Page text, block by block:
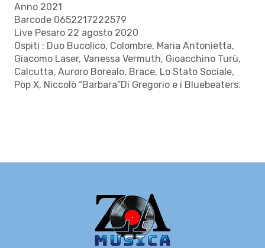
Anno 2021
Barcode 0652217222579
Live Pesaro 22 agosto 2020
Ospiti : Duo Bucolico, Colombre, Maria Antonietta,
Giacomo Laser, Vanessa Vermuth, Gioacchino Turù,
Calcutta, Auroro Borealo, Brace, Lo Stato Sociale,
Pop X, Niccolò “Barbara”Di Gregorio e i Bluebeaters.